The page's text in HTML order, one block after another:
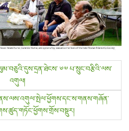
༦༧ པ་སྲུང་བརྩིའི་ལས་
འགུལ།